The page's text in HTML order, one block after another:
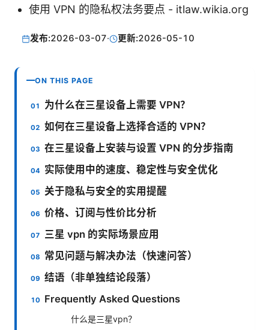
使用 VPN 的隐私权法务要点 - itlaw.wikia.org
发布:2026-03-07· 更新:2026-05-10
ON THIS PAGE
为什么在三星设备上需要 VPN？
如何在三星设备上选择合适的 VPN？
在三星设备上安装与设置 VPN 的分步指南
实际使用中的速度、稳定性与安全优化
关于隐私与安全的实用提醒
价格、订阅与性价比分析
三星 vpn 的实际场景应用
常见问题与解决办法（快速问答）
结语（非单独结论段落）
Frequently Asked Questions
什么是三星vpn？